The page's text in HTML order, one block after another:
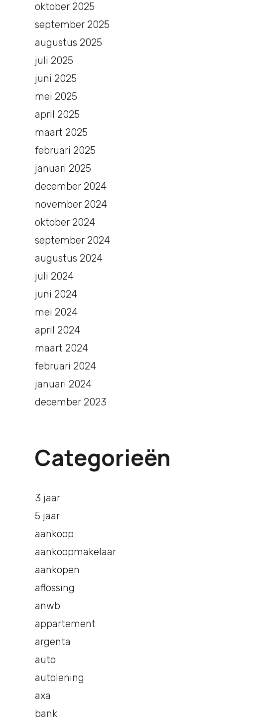
oktober 2025
september 2025
augustus 2025
juli 2025
juni 2025
mei 2025
april 2025
maart 2025
februari 2025
januari 2025
december 2024
november 2024
oktober 2024
september 2024
augustus 2024
juli 2024
juni 2024
mei 2024
april 2024
maart 2024
februari 2024
januari 2024
december 2023
Categorieën
3 jaar
5 jaar
aankoop
aankoopmakelaar
aankopen
aflossing
anwb
appartement
argenta
auto
autolening
axa
bank